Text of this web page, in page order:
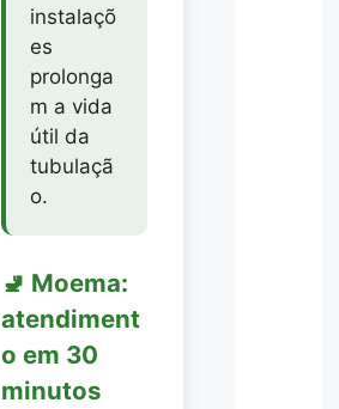
instalaçõ
es
prolonga
m a vida
útil da
tubulaçã
o.
🚽 Moema:
atendiment
o em 30
minutos